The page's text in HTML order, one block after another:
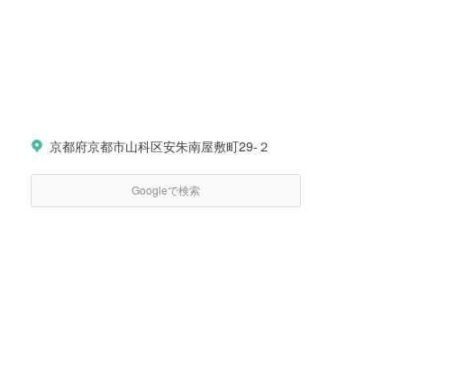
京都府京都市山科区安朱南屋敷町29-２
Googleで検索